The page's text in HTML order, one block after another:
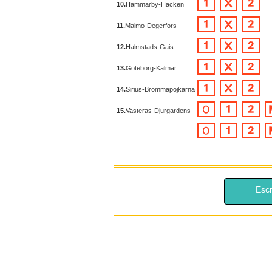
10.Hammarby-Hacken
11.Malmo-Degerfors
12.Halmstads-Gais
13.Goteborg-Kalmar
14.Sirius-Brommapojkarna
15.Vasteras-Djurgardens